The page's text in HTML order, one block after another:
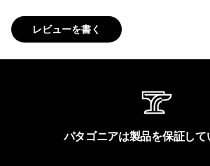
レビューを書く
パタゴニアは製品を保証して